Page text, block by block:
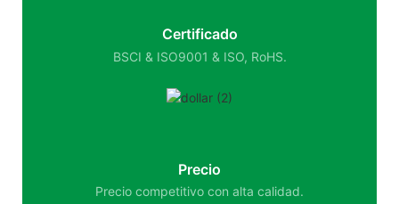
Certificado
BSCI & ISO9001 & ISO, RoHS.
Precio
Precio competitivo con alta calidad.